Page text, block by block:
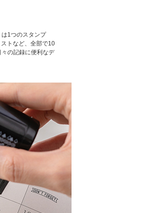
1つのスタンプ
トなど、全部で10
の記録に便利なデ